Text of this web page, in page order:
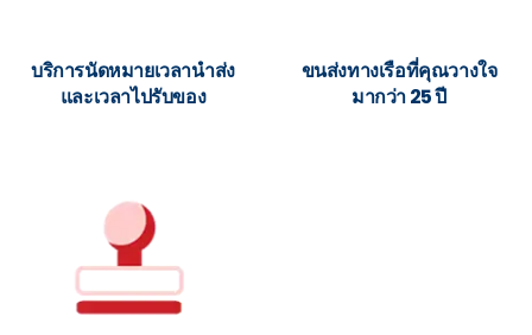
บริการนัดหมายเวลานำส่ง
และเวลาไปรับของ
ขนส่งทางเรือที่คุณวางใจ
มากว่า 25 ปี